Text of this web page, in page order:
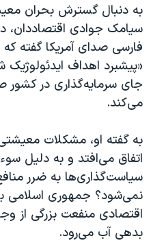
به دنبال گسترش بحران
سیامک جوادی اقتصاددان،
فارسی صدای آمریکا گفته
«پیشبرد اهداف ایدئولوژیک
جای سرمایه‌گذاری در
می‌کند.
به گفته او، مشکلات
اتفاق می‌افتد و به دلیل
سیاست‌گذاری‌ها به ضرر
نمی‌شود؟ جمهوری اسلامی
اقتصادی منفعت بزرگی از
بدهی آب می‌رود.